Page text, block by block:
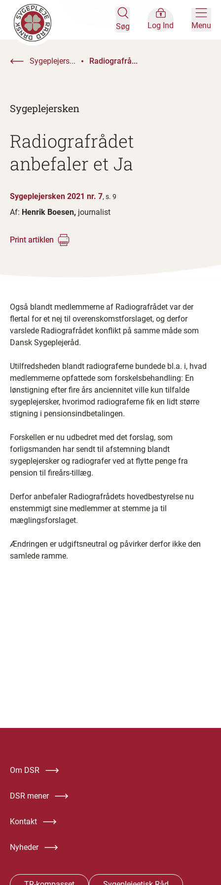
Søg Log Ind Menu
Sygeplejers... Radiografrå...
Sygeplejersken
Radiografrådet
anbefaler et Ja
Sygeplejersken 2021 nr. 7, s. 9
Af: Henrik Boesen, journalist
Print artiklen
Også blandt medlemmerne af Radiografrådet var der
flertal for et nej til overenskomstforslaget, og derfor
varslede Radiografrådet konflikt på samme måde som
Dansk Sygeplejeråd.
Utilfredsheden blandt radiograferne bundede bl.a. i, hvad
medlemmerne opfattede som forskelsbehandling: En
lønstigning efter fire års anciennitet ville kun tilfalde
sygeplejersker, hvorimod radiograferne fik en lidt større
stigning i pensionsindbetalingen.
Forskellen er nu udbedret med det forslag, som
forligsmanden har sendt til afstemning blandt
sygeplejersker og radiografer ved at flytte penge fra
pension til fireårs-tillæg.
Derfor anbefaler Radiografrådets hovedbestyrelse nu
enstemmigt sine medlemmer at stemme ja til
mæglingsforslaget.
Ændringen er udgiftsneutral og påvirker derfor ikke den
samlede ramme.
Om DSR
DSR mener
Kontakt
Nyheder